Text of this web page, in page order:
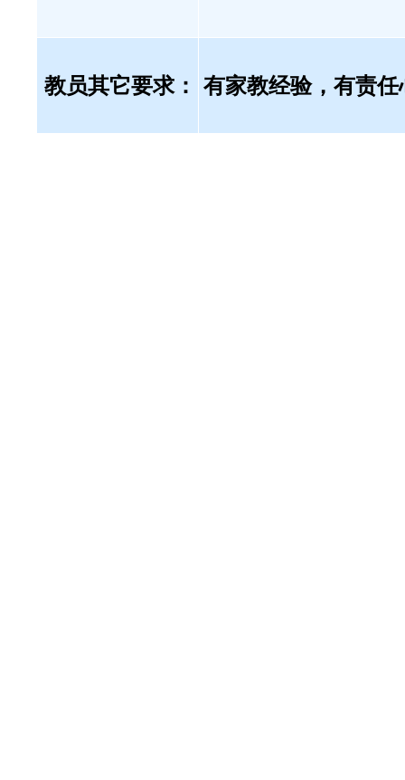
教员其它要求： 有家教经验，有责任